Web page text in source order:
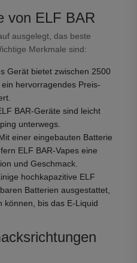
von ELF BAR
ausgelegt, das beste
Merkmale sind:
Gerät bietet zwischen 2500
hervorragendes Preis-
BAR-Geräte sind leicht
unterwegs.
einer eingebauten Batterie
ELF BAR-Vapes eine
und Geschmack.
hochkapazitive ELF
Batterien ausgestattet,
können, bis das E-Liquid